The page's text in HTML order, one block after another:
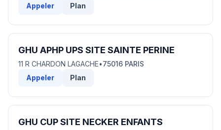
Appeler
Plan
GHU APHP UPS SITE SAINTE PERINE
11 R CHARDON LAGACHE•75016 PARIS
Appeler
Plan
GHU CUP SITE NECKER ENFANTS